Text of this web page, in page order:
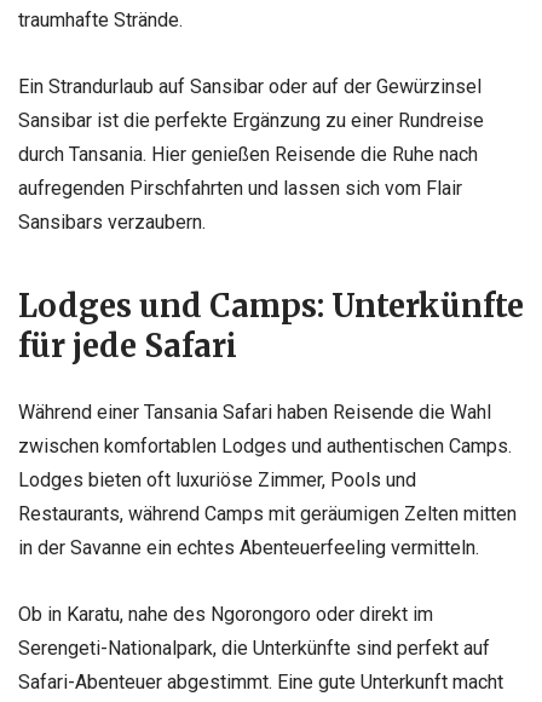
traumhafte Strände.
Ein Strandurlaub auf Sansibar oder auf der Gewürzinsel
Sansibar ist die perfekte Ergänzung zu einer Rundreise
durch Tansania. Hier genießen Reisende die Ruhe nach
aufregenden Pirschfahrten und lassen sich vom Flair
Sansibars verzaubern.
Lodges und Camps: Unterkünfte
für jede Safari
Während einer Tansania Safari haben Reisende die Wahl
zwischen komfortablen Lodges und authentischen Camps.
Lodges bieten oft luxuriöse Zimmer, Pools und
Restaurants, während Camps mit geräumigen Zelten mitten
in der Savanne ein echtes Abenteuerfeeling vermitteln.
Ob in Karatu, nahe des Ngorongoro oder direkt im
Serengeti-Nationalpark, die Unterkünfte sind perfekt auf
Safari-Abenteuer abgestimmt. Eine gute Unterkunft macht